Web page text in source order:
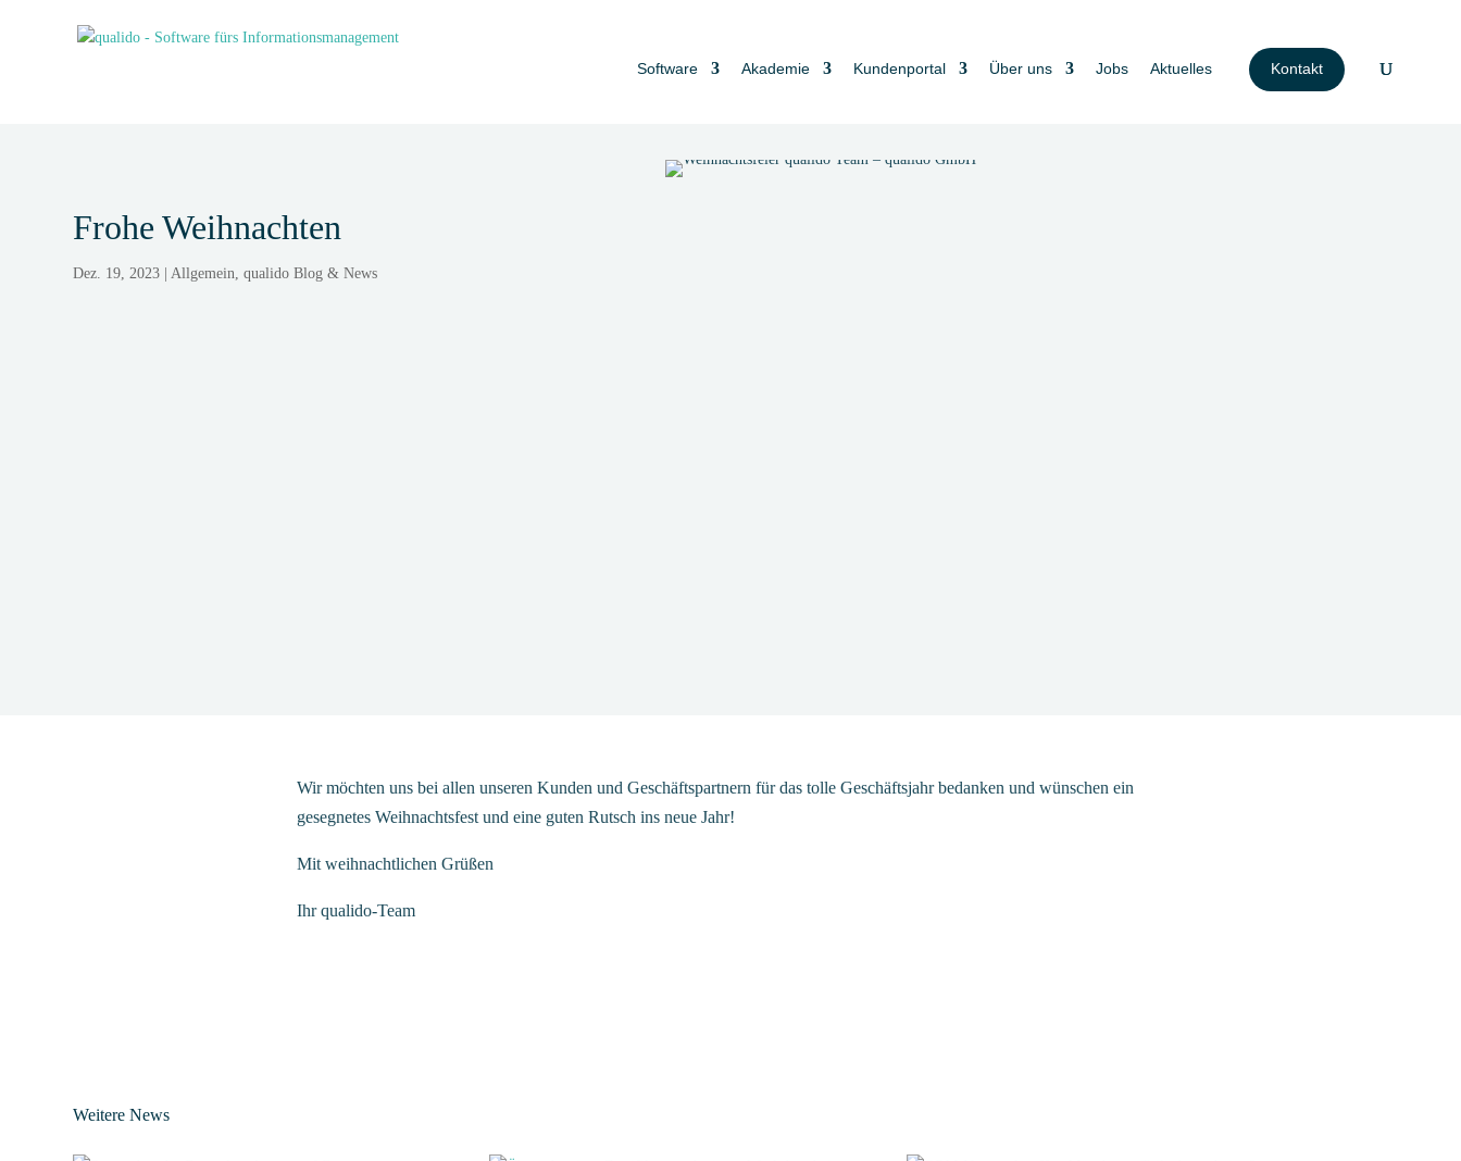
Software Akademie Kundenportal Über uns Jobs Aktuelles Kontakt
Frohe Weihnachten
Dez. 19, 2023 |Allgemein,qualido Blog & News
Wir möchten uns bei allen unseren Kunden und Geschäftspartnern für das tolle Geschäftsjahr bedanken und wünschen ein
gesegnetes Weihnachtsfest und eine guten Rutsch ins neue Jahr!
Mit weihnachtlichen Grüßen
Ihr qualido-Team
Weitere News